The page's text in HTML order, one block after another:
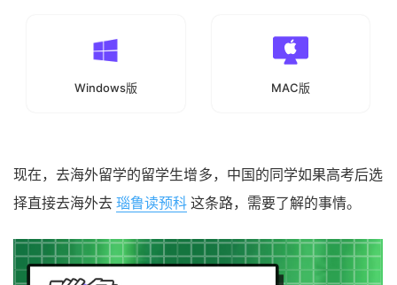
Windows版 MAC版
现在，去海外留学的留学生增多，中国的同学如果高考后选
择直接去海外去 瑙鲁读预科 这条路，需要了解的事情。